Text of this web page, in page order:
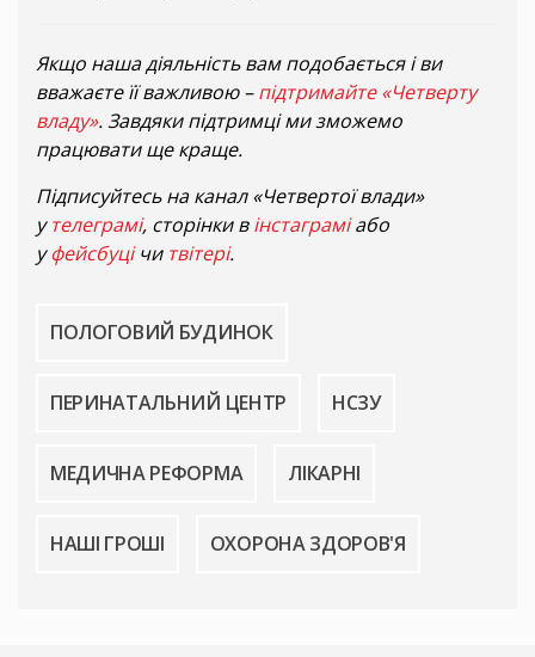
Якщо наша діяльність вам подобається і ви
вважаєте її важливою –підтримайте «Четверту
владу». Завдяки підтримці ми зможемо
працювати ще краще.
Підписуйтесь на канал «Четвертої влади»
утелеграмі, сторінки вінстаграміабо
уфейсбуцічи твітері.
ПОЛОГОВИЙ БУДИНОК
ПЕРИНАТАЛЬНИЙ ЦЕНТР НСЗУ
МЕДИЧНА РЕФОРМА ЛІКАРНІ
НАШІ ГРОШІ ОХОРОНА ЗДОРОВ'Я